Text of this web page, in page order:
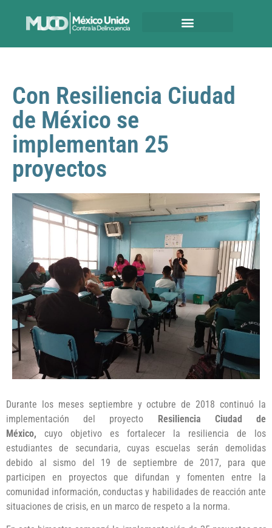
Con Resiliencia Ciudad
de México se
implementan 25
proyectos
Durante los meses septiembre y octubre de 2018 continuó la
implementación del proyecto Resiliencia Ciudad de
México, cuyo objetivo es fortalecer la resiliencia de los
estudiantes de secundaria, cuyas escuelas serán demolidas
debido al sismo del 19 de septiembre de 2017, para que
participen en proyectos que difundan y fomenten entre la
comunidad información, conductas y habilidades de reacción ante
situaciones de crisis, en un marco de respeto a la norma.